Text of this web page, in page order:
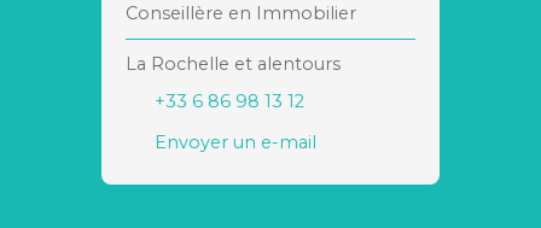
Conseillère en Immobilier
La Rochelle et alentours
+33 6 86 98 13 12
Envoyer un e-mail